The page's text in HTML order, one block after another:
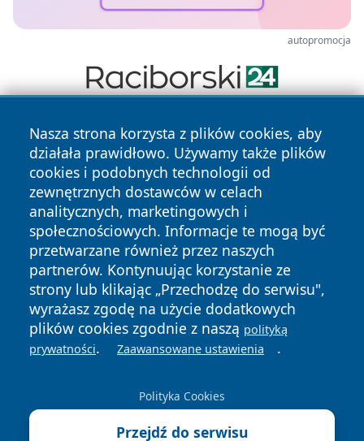
autopromocja
Nasza strona korzysta z plików cookies, aby
działała prawidłowo. Używamy także plików
cookies i podobnych technologii od
zewnętrznych dostawców w celach
analitycznych, marketingowych i
społecznościowych. Informacje te mogą być
przetwarzane również przez naszych
partnerów. Kontynuując korzystanie ze
strony lub klikając „Przechodzę do serwisu",
wyrażasz zgodę na użycie dodatkowych
plików cookies zgodnie z naszą polityką
prywatności. Zaawansowane ustawienia .
Polityka Cookies
Przejdź do serwisu
Copyright © 2026 zywieconline.pl Wszystkie prawa
zastrzeżone.
News Autorzy
Polityka
Prywatności
Polityka
Cookies